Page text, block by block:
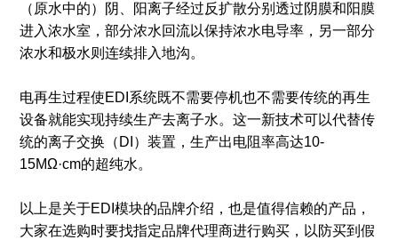
（原水中的）阴、阳离子经过反扩散分别透过阴膜和阳膜
进入浓水室，部分浓水回流以保持浓水电导率，另一部分
浓水和极水则连续排入地沟。
电再生过程使EDI系统既不需要停机也不需要传统的再生
设备就能实现持续生产去离子水。这一新技术可以代替传
统的离子交换（DI）装置，生产出电阻率高达10-
15MΩ·cm的超纯水。
以上是关于EDI模块的品牌介绍，也是值得信赖的产品，
大家在选购时要找指定品牌代理商进行购买，以防买到假